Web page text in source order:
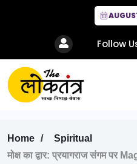
Follow
Home
Spiritual
मोक्ष का द्वार: प्रयागराज संगम पर